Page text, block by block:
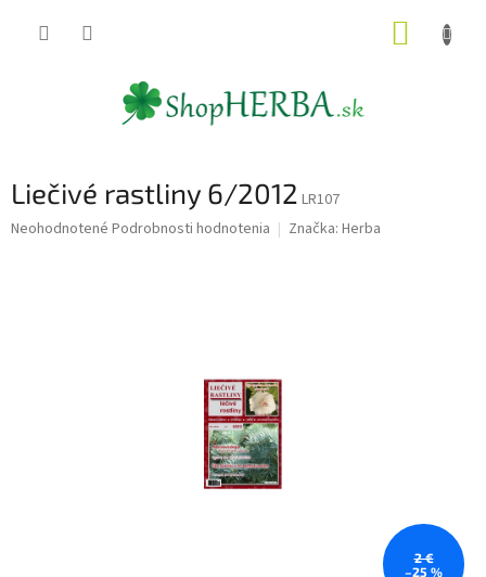
Liečivé rastliny 6/2012 LR107
Priemerné
Neohodnotené Podrobnosti hodnotenia Značka: Herba
2 €
–25 %